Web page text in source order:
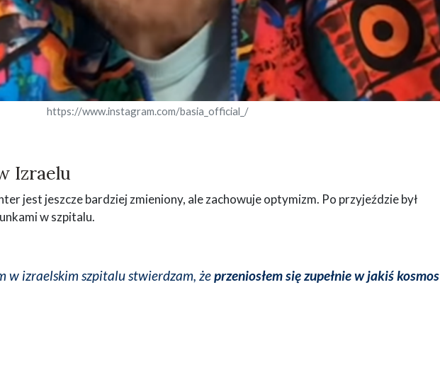
https://www.instagram.com/basia_official_/
Izraelu
jest jeszcze bardziej zmieniony, ale zachowuje optymizm. Po przyjeździe był
w szpitalu.
w izraelskim szpitalu stwierdzam, żeprzeniosłem się zupełnie w jakiś kosmos